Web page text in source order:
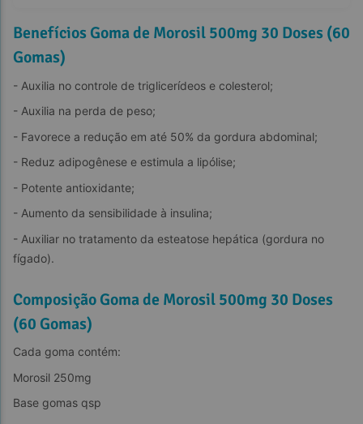
Benefícios Goma de Morosil 500mg 30 Doses (60
Gomas)
- Auxilia no controle de triglicerídeos e colesterol;
- Auxilia na perda de peso;
- Favorece a redução em até 50% da gordura abdominal;
- Reduz adipogênese e estimula a lipólise;
- Potente antioxidante;
- Aumento da sensibilidade à insulina;
- Auxiliar no tratamento da esteatose hepática (gordura no
fígado).
Composição Goma de Morosil 500mg 30 Doses
(60 Gomas)
Cada goma contém:
Morosil 250mg
Base gomas qsp